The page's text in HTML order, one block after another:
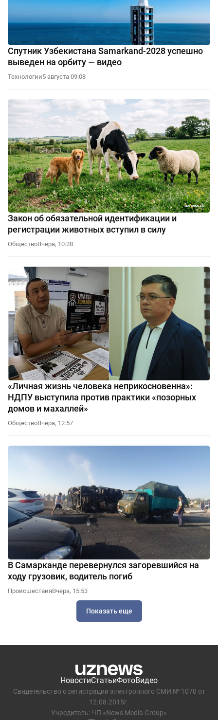
Спутник Узбекистана Samarkand-2028 успешно
выведен на орбиту — видео
Технологии5 августа 09:08
Закон об обязательной идентификации и
регистрации животных вступил в силу
ОбществоВчера, 10:28
«Личная жизнь человека неприкосновенна»:
НДПУ выступила против практики «позорных
домов и махаллей»
ОбществоВчера, 12:57
В Самарканде перевернулся загоревшийся на
ходу грузовик, водитель погиб
ПроисшествияВчера, 15:53
Показать еще
НовостиСтатьиФотоВидео
Свидетельство о регистрации электронного СМИ № 1070 от
12.08.2015г.
Учредитель: ЧП «News Media Group»